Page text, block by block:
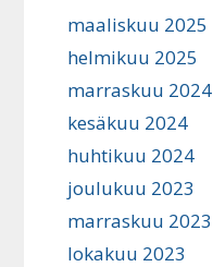
maaliskuu 2025
helmikuu 2025
marraskuu 2024
kesäkuu 2024
huhtikuu 2024
joulukuu 2023
marraskuu 2023
lokakuu 2023